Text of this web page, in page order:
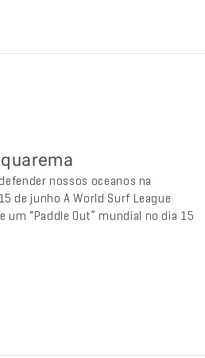
nossos oceanos na
de junho A World Surf League
“Paddle Out” mundial no dia 15